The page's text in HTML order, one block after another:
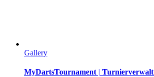
Gallery
MyDartsTournament |